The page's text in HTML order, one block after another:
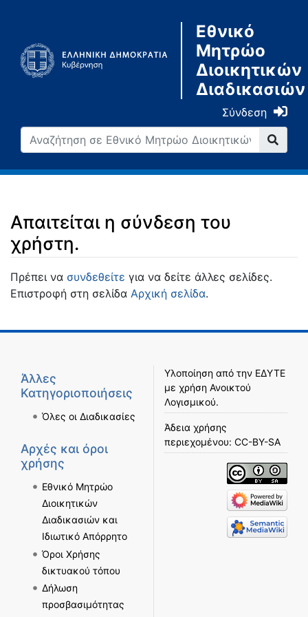
Εθνικό
Μητρώο
Διοικητικών
Διαδικασιών
Σύνδεση
Απαιτείται η σύνδεση του
χρήστη.
Μετάβαση σε:πλοήγηση,αναζήτηση
Πρέπει να συνδεθείτε για να δείτε άλλες σελίδες.
Επιστροφή στη σελίδα Αρχική σελίδα.
Άλλες
Κατηγοριοποιήσεις
Όλες οι Διαδικασίες
Αρχές και όροι
χρήσης
Εθνικό Μητρώο
Διοικητικών
Διαδικασιών και
Ιδιωτικό Απόρρητο
Όροι Χρήσης
δικτυακού τόπου
Δήλωση
προσβασιμότητας
Υλοποίηση από την ΕΔΥΤΕ
με χρήση Ανοικτού
Λογισμικού.
Άδεια χρήσης
περιεχομένου: CC-BY-SA